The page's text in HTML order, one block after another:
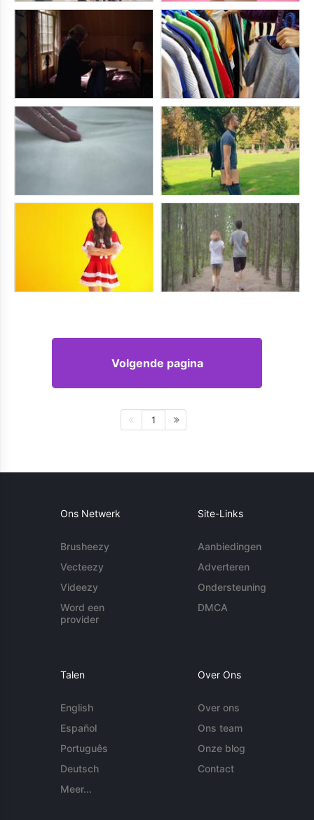
Volgende pagina
1
Ons Netwerk
Brusheezy
Vecteezy
Videezy
Word een
provider
Site-Links
Aanbiedingen
Adverteren
Ondersteuning
DMCA
Talen
English
Español
Português
Deutsch
Meer...
Over Ons
Over ons
Ons team
Onze blog
Contact